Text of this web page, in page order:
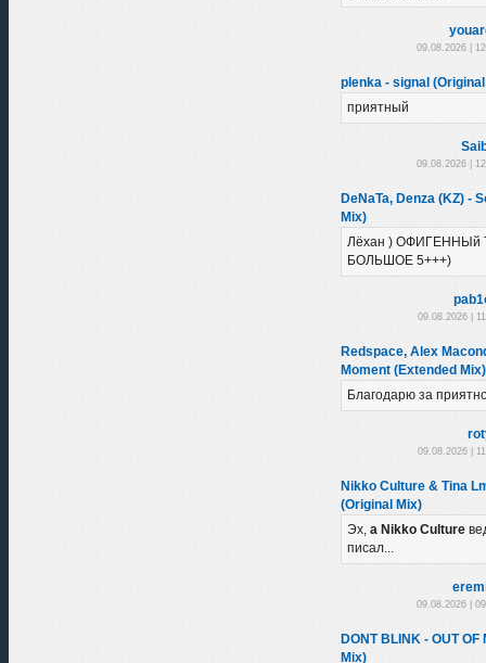
09.08.2026 |
plenka - signal
приятный
09.08.2026 |
DeNaTa, Denza (KZ) -
Mix)
Лёхан ) ОФИГЕННЫй
БОЛЬШОЕ 5+++)
09.08.2026 |
Redspace, Alex
Moment (Extended Mix)
Благодарю за
09.08.2026 |
Nikko Culture & Tina
(Original Mix)
Эх, а Nikko Culture
писал...
09.08.2026 |
DONT BLINK - OUT
Mix)